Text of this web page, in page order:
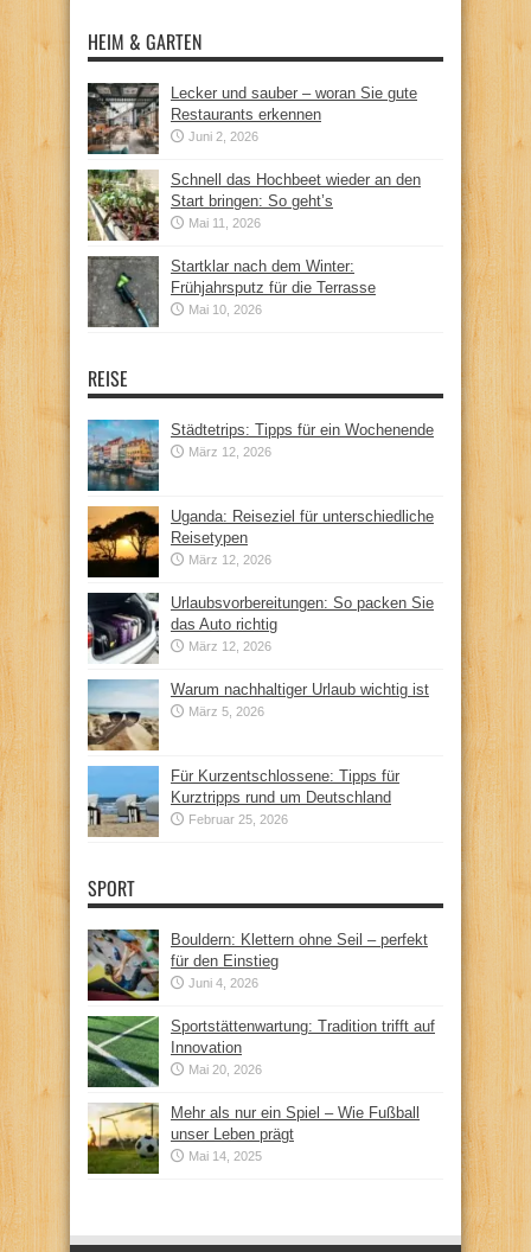
HEIM & GARTEN
Lecker und sauber – woran Sie gute
Restaurants erkennen
Juni 2, 2026
Schnell das Hochbeet wieder an den
Start bringen: So geht’s
Mai 11, 2026
Startklar nach dem Winter:
Frühjahrsputz für die Terrasse
Mai 10, 2026
REISE
Städtetrips: Tipps für ein Wochenende
März 12, 2026
Uganda: Reiseziel für unterschiedliche
Reisetypen
März 12, 2026
Urlaubsvorbereitungen: So packen Sie
das Auto richtig
März 12, 2026
Warum nachhaltiger Urlaub wichtig ist
März 5, 2026
Für Kurzentschlossene: Tipps für
Kurztripps rund um Deutschland
Februar 25, 2026
SPORT
Bouldern: Klettern ohne Seil – perfekt
für den Einstieg
Juni 4, 2026
Sportstättenwartung: Tradition trifft auf
Innovation
Mai 20, 2026
Mehr als nur ein Spiel – Wie Fußball
unser Leben prägt
Mai 14, 2025